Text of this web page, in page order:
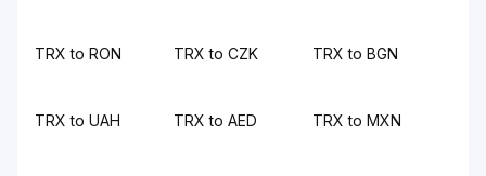
TRX to RON TRX to CZK TRX to BGN
TRX to UAH TRX to AED TRX to MXN